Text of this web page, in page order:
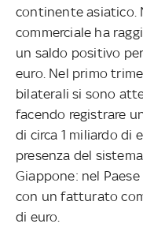
continente asiatico.
commerciale ha
un saldo positivo
euro. Nel primo
bilaterali si sono
facendo registrare
di circa 1 miliardo di
presenza del
Giappone: nel
con un fatturato
di euro.